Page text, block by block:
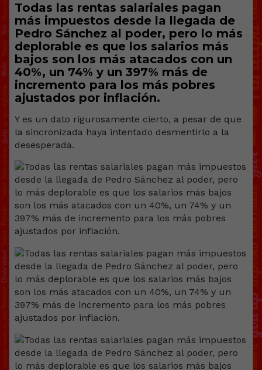
Todas las rentas salariales pagan
más impuestos desde la llegada de
Pedro Sánchez al poder, pero lo más
deplorable es que los salarios más
bajos son los más atacados con un
40%, un 74% y un 397% más de
incremento para los más pobres
ajustados por inflación.
Y es un dato rigurosamente cierto, a pesar de que
la sincronizada haya intentado desmentirlo a la
desesperada.